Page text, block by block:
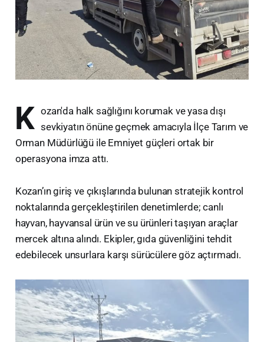
K ozan'da halk sağlığını korumak ve yasa dışı
sevkiyatın önüne geçmek amacıyla İlçe Tarım ve
Orman Müdürlüğü ile Emniyet güçleri ortak bir
operasyona imza attı.
​Kozan’ın giriş ve çıkışlarında bulunan stratejik kontrol
noktalarında gerçekleştirilen denetimlerde; canlı
hayvan, hayvansal ürün ve su ürünleri taşıyan araçlar
mercek altına alındı. Ekipler, gıda güvenliğini tehdit
edebilecek unsurlara karşı sürücülere göz açtırmadı.